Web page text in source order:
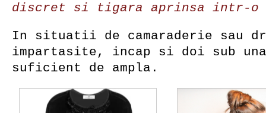
discret si tigara aprinsa intr-o
In situatii de camaraderie sau
impartasite, incap si doi sub
suficient de ampla.